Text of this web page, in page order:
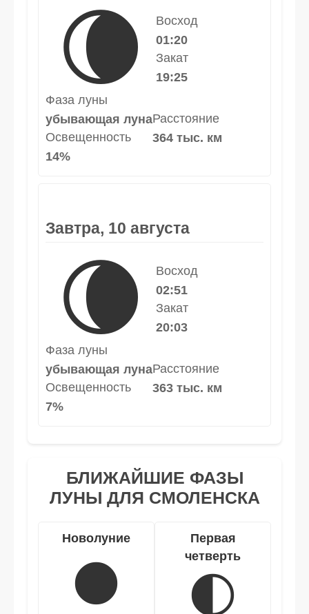
🌘
Восход
01:20
Закат
19:25
Фаза луны
убывающая луна
Освещенность
14%
Расстояние
364 тыс. км
Завтра, 10 августа
🌘
Восход
02:51
Закат
20:03
Фаза луны
убывающая луна
Освещенность
7%
Расстояние
363 тыс. км
БЛИЖАЙШИЕ ФАЗЫ
ЛУНЫ ДЛЯ СМОЛЕНСКА
Новолуние
🌑
Первая
четверть
🌓